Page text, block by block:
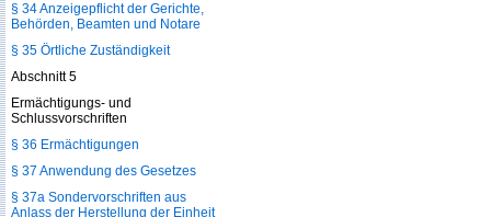
§ 34 Anzeigepflicht der Gerichte,
Behörden, Beamten und Notare
§ 35 Örtliche Zuständigkeit
Abschnitt 5
Ermächtigungs- und
Schlussvorschriften
§ 36 Ermächtigungen
§ 37 Anwendung des Gesetzes
§ 37a Sondervorschriften aus
Anlass der Herstellung der Einheit